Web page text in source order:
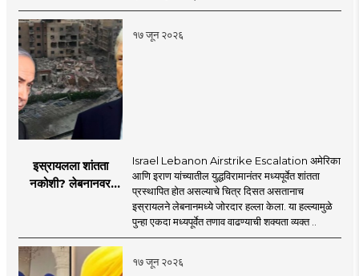
मोहनजी भागवत
१७ जून २०२६
इस्रायलला शांतता
नकोशी? लेबनानवर
इराण-अमेरिकेत आरोप-
प्रत्यारोप
Israel Lebanon Airstrike Escalation अमेरिका
आणि इराण यांच्यातील युद्धविरामानंतर मध्यपूर्वेत शांतता
प्रस्थापित होत असल्याचे चित्र दिसत असतानाच
इस्रायलने लेबनानमध्ये जोरदार हल्ला केला. या हल्ल्यामुळे
पुन्हा एकदा मध्यपूर्वेत तणाव वाढण्याची शक्यता व्यक्त ..
१७ जून २०२६